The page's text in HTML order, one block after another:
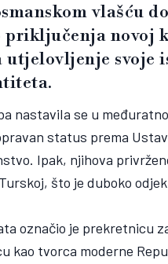
vlašću
priključenja novoj
utjelovljenje svoje
nastavila se u
status prema
Ipak, njihova
što je duboko
označio je prekretnicu
kao tvorca moderne